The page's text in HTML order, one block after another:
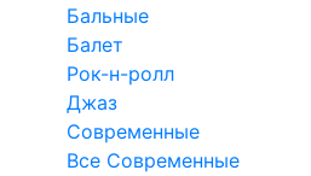
Бальные
Балет
Рок-н-ролл
Джаз
Современные
Все Современные